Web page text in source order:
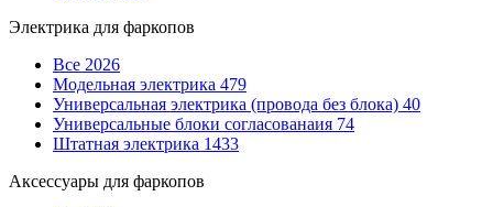
Электрика для фаркопов
Все 2026
Модельная электрика 479
Универсальная электрика (провода без блока) 40
Универсальные блоки согласованаия 74
Штатная электрика 1433
Аксессуары для фаркопов